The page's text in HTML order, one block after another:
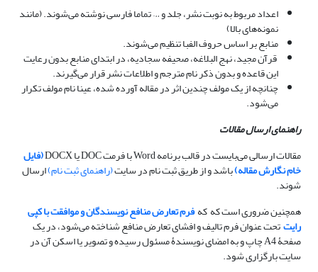
اعداد مربوط به نوبت نشر، جلد و … تماما فارسی نوشته می‌شوند. (مانند
نمونه‌های بالا)
منابع بر اساس حروف الفبا تنظیم می‌شوند.
قرآن مجید، نهج البلاغه، صحیفه سجادیه، در ابتدای منابع بدون رعایت
این قاعده و بدون ذکر نام مترجم و اطلاعات نشر قرار می‌گیرند.
چنانچه از یک مولف چندین اثر در مقاله آورده شده، عینا نام مولف تکرار
می‌شود.
راهنمای ارسال مقالات
مقالات ارسالی می‌بایست در قالب برنامه Word با فرمت DOC یا DOCX
(فایل
خام نگارش مقاله)باشد و از طریق ثبت نام در سایت(راهنمای ثبت نام)ارسال
شوند.
همچنین ضروری است که کهفرم تعارض منافع نویسندگان و موافقت با کپی
رایتتحت عنوان فرم تالیف و افشای تعارض منافع شناخته می‌شود، در یک
صفحۀ A4 چاپ و به امضای نویسندۀ مسئول رسیده و تصویر یا اسکن آن در
سایت بارگزاری شود.